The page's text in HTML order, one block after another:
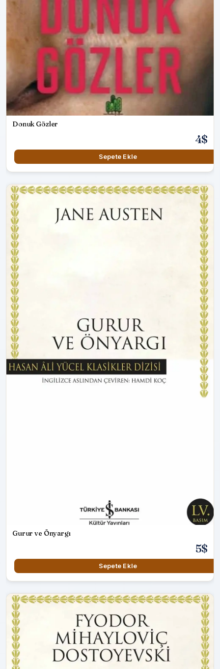
Donuk Gözler
4$
Sepete Ekle
Gurur ve Önyargı
5$
Sepete Ekle